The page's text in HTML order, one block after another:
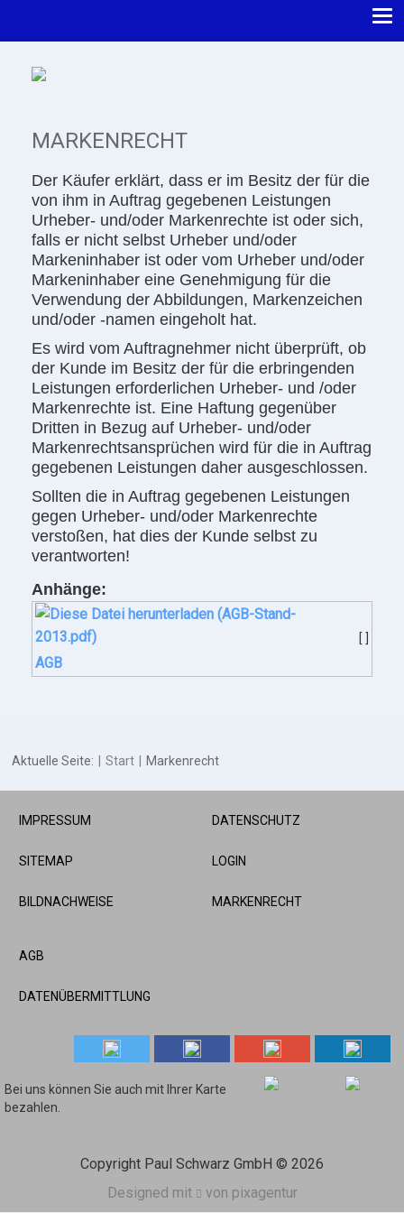
MARKENRECHT
Der Käufer erklärt, dass er im Besitz der für die
von ihm in Auftrag gegebenen Leistungen
Urheber- und/oder Markenrechte ist oder sich,
falls er nicht selbst Urheber und/oder
Markeninhaber ist oder vom Urheber und/oder
Markeninhaber eine Genehmigung für die
Verwendung der Abbildungen, Markenzeichen
und/oder -namen eingeholt hat.
Es wird vom Auftragnehmer nicht überprüft, ob
der Kunde im Besitz der für die erbringenden
Leistungen erforderlichen Urheber- und /oder
Markenrechte ist. Eine Haftung gegenüber
Dritten in Bezug auf Urheber- und/oder
Markenrechtsansprüchen wird für die in Auftrag
gegebenen Leistungen daher ausgeschlossen.
Sollten die in Auftrag gegebenen Leistungen
gegen Urheber- und/oder Markenrechte
verstoßen, hat dies der Kunde selbst zu
verantworten!
Anhänge:
AGB
[ ]
Aktuelle Seite: Start Markenrecht
IMPRESSUM
SITEMAP
BILDNACHWEISE
DATENSCHUTZ
LOGIN
MARKENRECHT
AGB
DATENÜBERMITTLUNG
Bei uns können Sie auch mit Ihrer Karte
bezahlen.
Copyright Paul Schwarz GmbH © 2026
Designed mit
von pixagentur